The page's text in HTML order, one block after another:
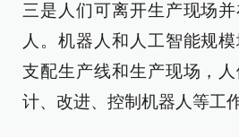
三是人们可离开生产现场
人。机器人和人工智能规
支配生产线和生产现场，
计、改进、控制机器人等工作